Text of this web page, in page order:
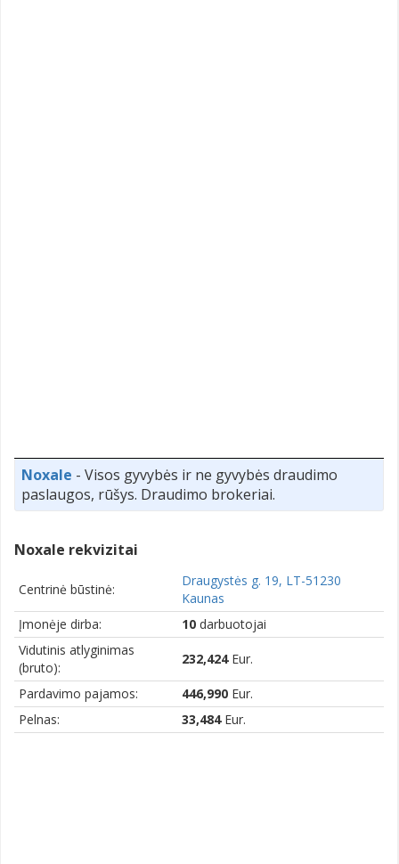
Noxale - Visos gyvybės ir ne gyvybės draudimo
paslaugos, rūšys. Draudimo brokeriai.
Noxale rekvizitai
Centrinė būstinė:
Draugystės g. 19, LT-51230
Kaunas
Įmonėje dirba:
10 darbuotojai
Vidutinis atlyginimas
(bruto):
232,424Eur.
Pardavimo pajamos: 446,990 Eur.
Pelnas:
33,484Eur.